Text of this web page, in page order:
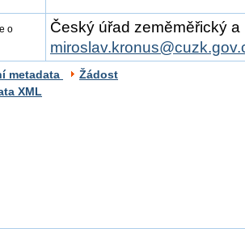
o
Český úřad zeměměřický
metadata
Žádost
XML